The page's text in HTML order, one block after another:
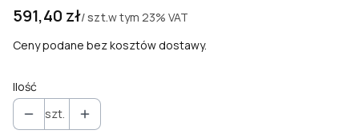
Cena
591,40 zł/ szt.w tym 23% VAT
Ceny podane bez kosztów dostawy.
Ilość
szt.